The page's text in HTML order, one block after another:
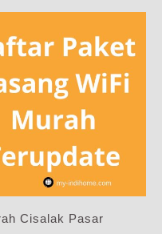
Cisalak Pasar